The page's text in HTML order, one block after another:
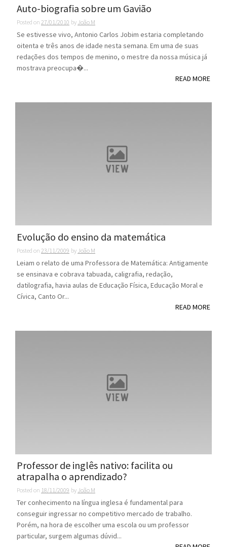
Auto-biografia sobre um Gavião
Posted on 27/01/2010 by João M
Se estivesse vivo, Antonio Carlos Jobim estaria completando
oitenta e três anos de idade nesta semana. Em uma de suas
redações dos tempos de menino, o mestre da nossa música já
mostrava preocupa�...
READ MORE
Evolução do ensino da matemática
Posted on 23/11/2009 by João M
Leiam o relato de uma Professora de Matemática: Antigamente
se ensinava e cobrava tabuada, caligrafia, redação,
datilografia, havia aulas de Educação Física, Educação Moral e
Cívica, Canto Or...
READ MORE
Professor de inglês nativo: facilita ou
atrapalha o aprendizado?
Posted on 18/11/2009 by João M
Ter conhecimento na língua inglesa é fundamental para
conseguir ingressar no competitivo mercado de trabalho.
Porém, na hora de escolher uma escola ou um professor
particular, surgem algumas dúvid...